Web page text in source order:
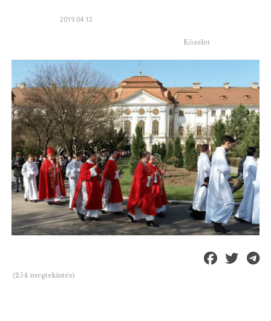
2019.04.12
Közélet
(254 megtekintés)